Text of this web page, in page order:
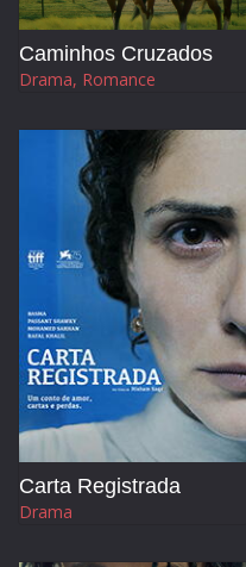
Caminhos Cruzados
Drama, Romance
Carta Registrada
Drama